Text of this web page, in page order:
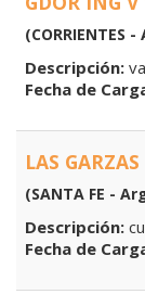
Descripción:
Fecha de
LAS
(SANTA FE -
Descripción:
Fecha de